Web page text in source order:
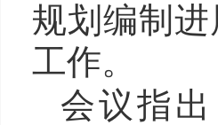
规划编制
工作。
会议指